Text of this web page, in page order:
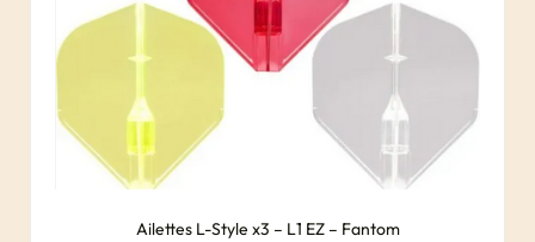
Ailettes L-Style x3 – L1 EZ – Fantom